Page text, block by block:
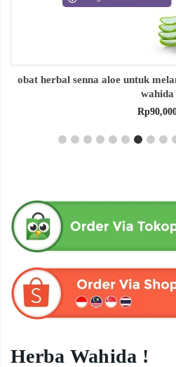
obat herbal senna aloe untuk
wahida
Rp
Herba Wahida !